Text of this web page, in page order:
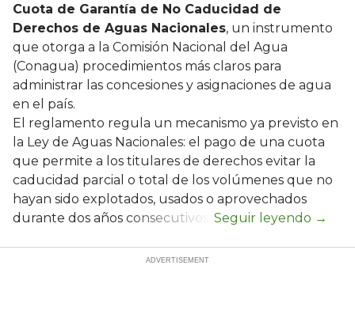
Cuota de Garantía de No Caducidad de
Derechos de Aguas Nacionales, un instrumento
que otorga a la Comisión Nacional del Agua
(Conagua) procedimientos más claros para
administrar las concesiones y asignaciones de agua
en el país.
El reglamento regula un mecanismo ya previsto en
la Ley de Aguas Nacionales: el pago de una cuota
que permite a los titulares de derechos evitar la
caducidad parcial o total de los volúmenes que no
hayan sido explotados, usados o aprovechados
durante dos años consecutivos.